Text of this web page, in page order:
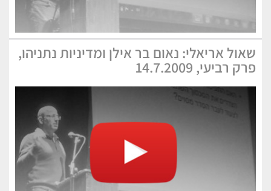
שאול אריאלי: נאום בר אילן ומדיניות נתניהו,
פרק רביעי, 14.7.2009